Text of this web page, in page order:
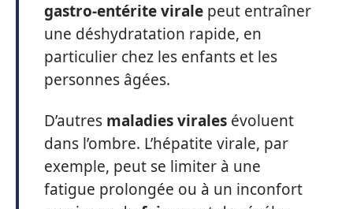
gastro-entérite virale peut entraîner
une déshydratation rapide, en
particulier chez les enfants et les
personnes âgées.
D’autres maladies virales évoluent
dans l’ombre. L’hépatite virale, par
exemple, peut se limiter à une
fatigue prolongée ou à un inconfort